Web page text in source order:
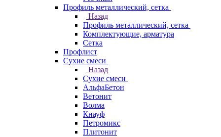
Профиль металлический, сетка
Назад
Профиль металлический, сетка
Комплектующие, арматура
Сетка
Профлист
Сухие смеси
Назад
Сухие смеси
АльфаБетон
Ветонит
Волма
Кнауф
Петромикс
Плитонит